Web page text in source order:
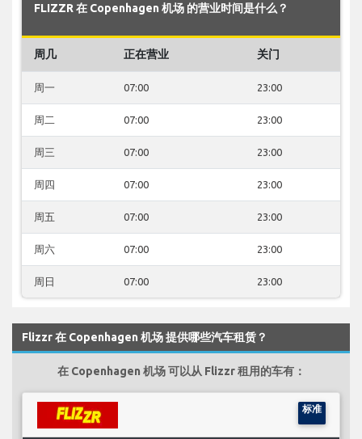
FLIZZR 在 Copenhagen 机场 的营业时间是什么？
周几 正在营业 关门
周一 07:00 23:00
周二 07:00 23:00
周三 07:00 23:00
周四 07:00 23:00
周五 07:00 23:00
周六 07:00 23:00
周日 07:00 23:00
Flizzr 在 Copenhagen 机场 提供哪些汽车租赁？
在 Copenhagen 机场 可以从 Flizzr 租用的车有：
标准